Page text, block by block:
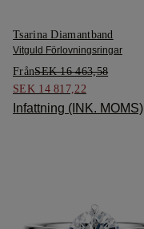
Tsarina Diamantband
Vitguld Förlovningsringar
FrånSEK 16 463,58
SEK 14 817,22
Infattning (INK. MOMS)